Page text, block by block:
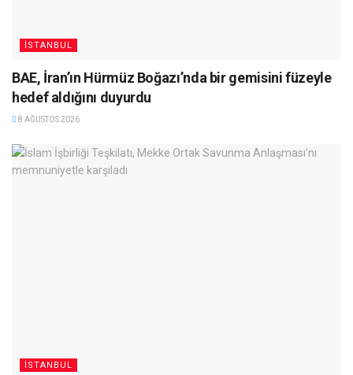
İSTANBUL
BAE, İran’ın Hürmüz Boğazı’nda bir gemisini füzeyle
hedef aldığını duyurdu
8 AĞUSTOS 2026
İSTANBUL